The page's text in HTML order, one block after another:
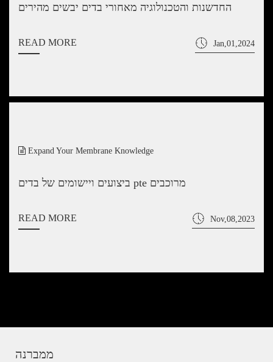
החדשנות והטכנולוגיה מאחורי בדים יבשים מהירים
READ MORE Jan,01,2024
Expand Your Membrane Knowledge
ביצועים ויישומים של בדים pte מרוכבים
READ MORE Nov,08,2023
ממברנה